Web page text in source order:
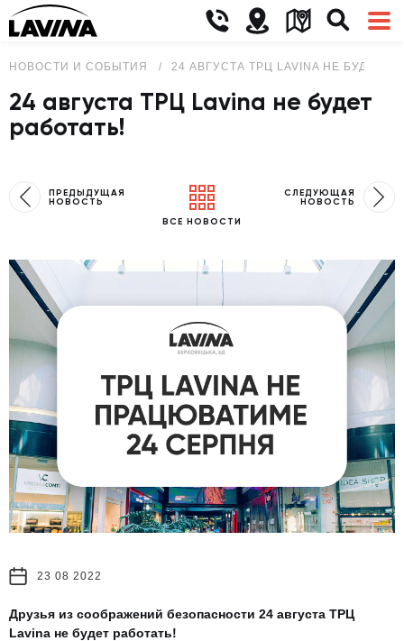
НОВОСТИ И СОБЫТИЯ 24 АВГУСТА ТРЦ LAVINA НЕ БУДЕТ
24 августа ТРЦ Lavina не будет
работать!
ПРЕДЫДУЩАЯ
НОВОСТЬ
ВСЕ НОВОСТИ
СЛЕДУЮЩАЯ
НОВОСТЬ
23 08 2022
Друзья из соображений безопасности 24 августа ТРЦ
Lavina не будет работать!